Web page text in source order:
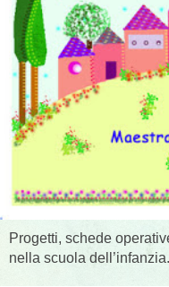
Progetti, schede
nella scuola dell’infanzia.